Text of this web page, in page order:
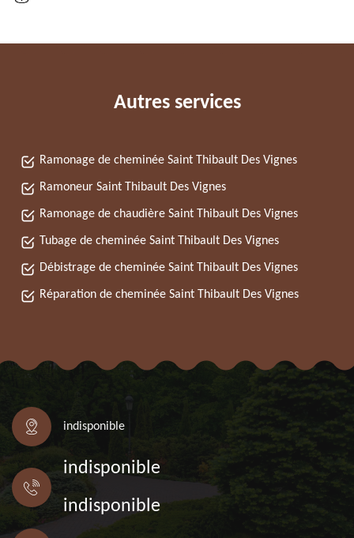
Autres services
Ramonage de cheminée Saint Thibault Des Vignes
Ramoneur Saint Thibault Des Vignes
Ramonage de chaudière Saint Thibault Des Vignes
Tubage de cheminée Saint Thibault Des Vignes
Débistrage de cheminée Saint Thibault Des Vignes
Réparation de cheminée Saint Thibault Des Vignes
indisponible
indisponible
indisponible